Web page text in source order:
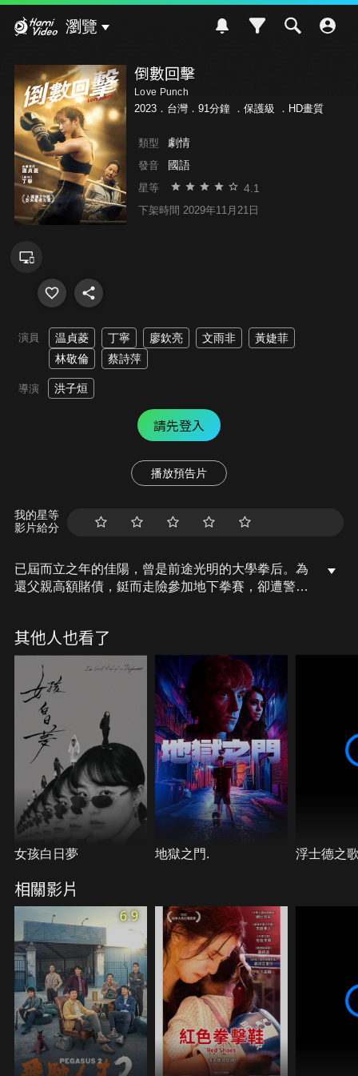
瀏覽
倒數回擊
Love Punch
2023．台灣．91分鐘 ． 保護級 ．HD畫質
類型 劇情
發音 國語
星等 4.1
下架時間 2029年11月21日
演員 温貞菱 丁寧 廖欽亮 文雨非
黃婕菲
林敬倫
蔡詩萍
導演 洪子烜
請先登入
播放預告片
我的星等
影片給分
已屆而立之年的佳陽，曾是前途光明的大學拳后。為
還父親高額賭債，鋌而走險參加地下拳賽，卻遭警逮
昔日教練陳麗月時，麗月竟變得渾身酒味頹廢厭世。
當中輟拳擊手與落魄酒鬼教練再次相遇，兩人能否重
奪往日榮光？
其他人也看了
女孩白日夢 地獄之門. 浮士德之
相關影片
6.9